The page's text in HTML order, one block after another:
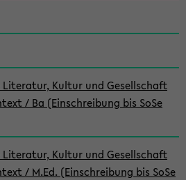
Kultur und Gesellschaft
/ Ba (Einschreibung bis SoSe
Kultur und Gesellschaft
/ M.Ed. (Einschreibung bis SoSe